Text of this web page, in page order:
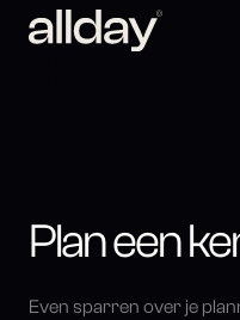
Plan een
Even sparren over je